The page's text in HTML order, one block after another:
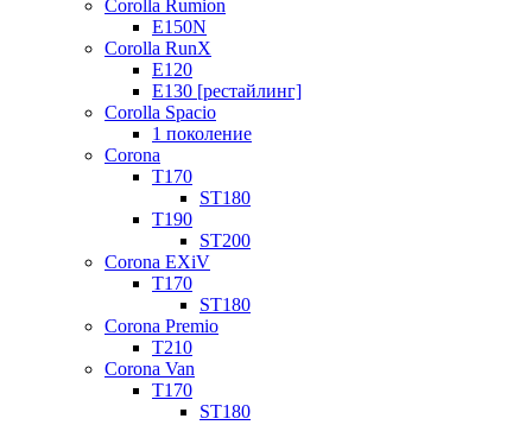
Corolla Rumion
E150N
Corolla RunX
E120
E130 [рестайлинг]
Corolla Spacio
1 поколение
Corona
T170
ST180
T190
ST200
Corona EXiV
T170
ST180
Corona Premio
T210
Corona Van
T170
ST180